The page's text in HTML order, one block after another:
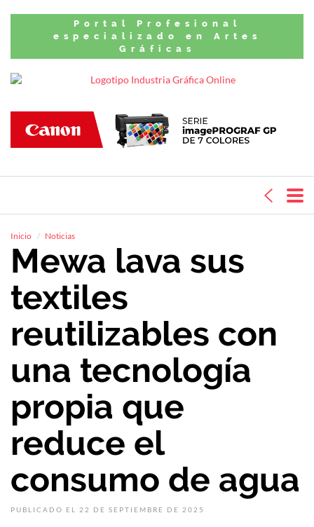
Portal Profesional
especializado en Artes
Gráficas
Inicio Noticias
Mewa lava sus
textiles
reutilizables con
una tecnología
propia que
reduce el
consumo de agua
PUBLICADO EL 22 DE SEPTIEMBRE DE 2025